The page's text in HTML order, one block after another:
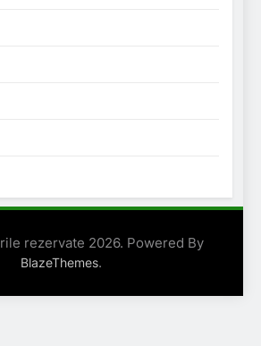
rezervate 2026. Powered By
BlazeThemes.